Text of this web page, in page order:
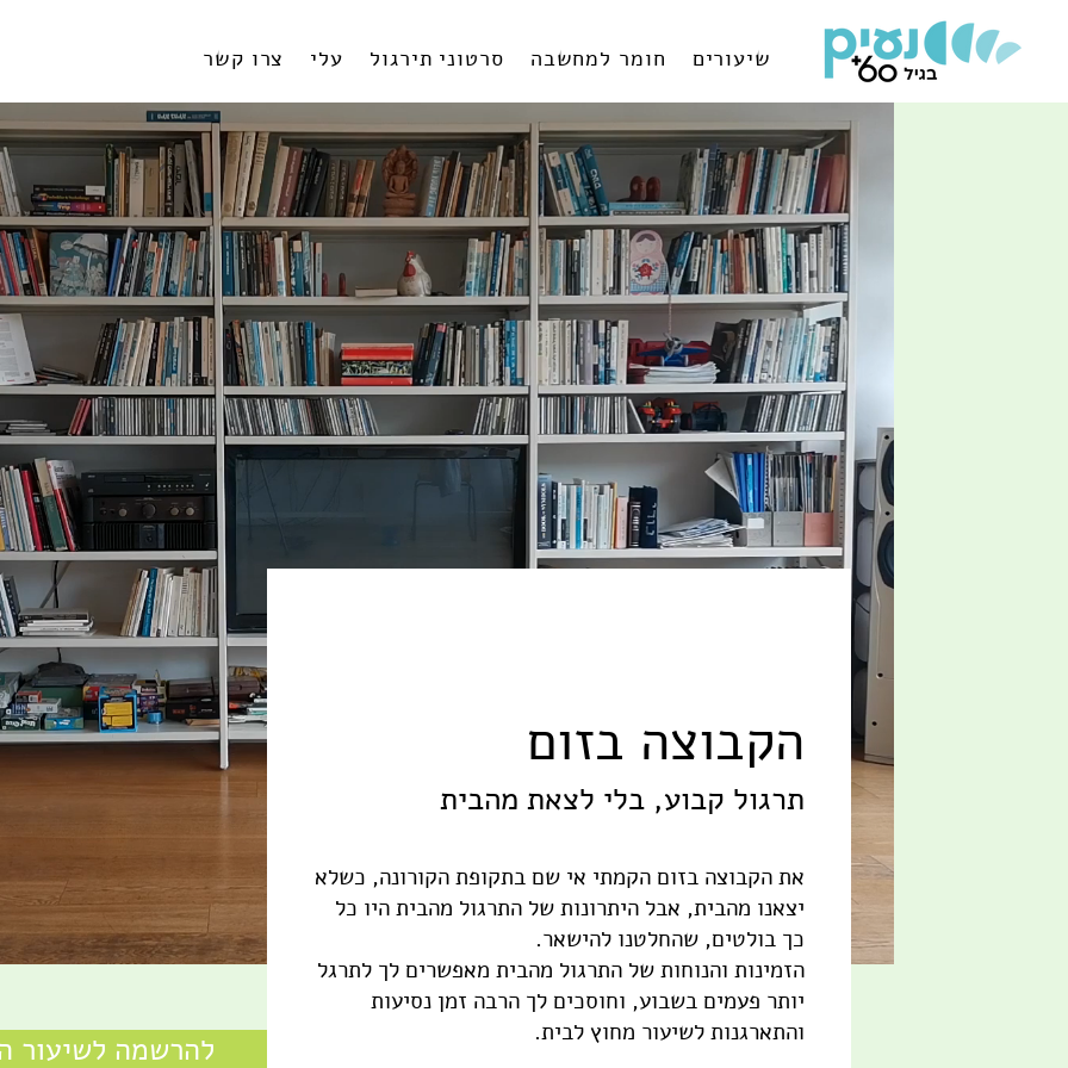
שיעורים חומר למחשבה סרטוני תירגול עלי צרו קשר
להרשמה לשיעור
הקבוצה בזום
תרגול קבוע, בלי לצאת מהבית
את הקבוצה בזום הקמתי אי שם בתקופת הקורונה, כשלא
יצאנו מהבית, אבל היתרונות של התרגול מהבית היו כל
כך בולטים, שהחלטנו להישאר.
הזמינות והנוחות של התרגול מהבית מאפשרים לך לתרגל
יותר פעמים בשבוע, וחוסכים לך הרבה זמן נסיעות
והתארגנות לשיעור מחוץ לבית.